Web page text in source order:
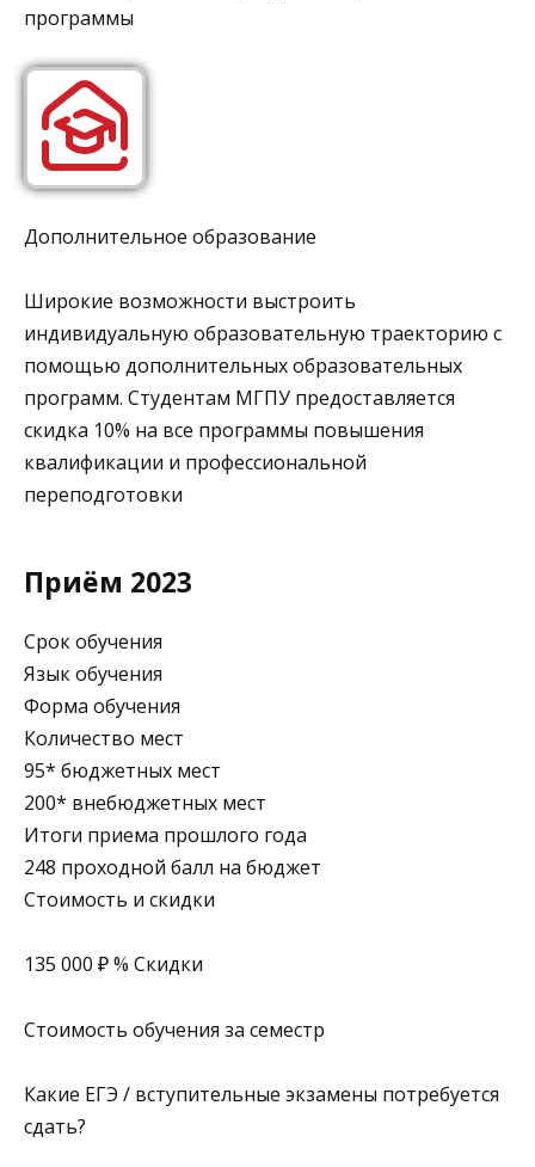
программы
Дополнительное образование
Широкие возможности выстроить
индивидуальную образовательную траекторию с
помощью дополнительных образовательных
программ. Студентам МГПУ предоставляется
скидка 10% на все программы повышения
квалификации и профессиональной
переподготовки
Приём 2023
Срок обучения
Язык обучения
Форма обучения
Количество мест
95* бюджетных мест
200* внебюджетных мест
Итоги приема прошлого года
248 проходной балл на бюджет
Стоимость и скидки
135 000 ₽ % Скидки
Стоимость обучения за семестр
Какие ЕГЭ / вступительные экзамены потребуется
сдать?